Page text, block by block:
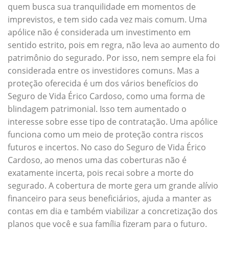
quem busca sua tranquilidade em momentos de
imprevistos, e tem sido cada vez mais comum. Uma
apólice não é considerada um investimento em
sentido estrito, pois em regra, não leva ao aumento do
patrimônio do segurado. Por isso, nem sempre ela foi
considerada entre os investidores comuns. Mas a
proteção oferecida é um dos vários benefícios do
Seguro de Vida Érico Cardoso, como uma forma de
blindagem patrimonial. Isso tem aumentado o
interesse sobre esse tipo de contratação. Uma apólice
funciona como um meio de proteção contra riscos
futuros e incertos. No caso do Seguro de Vida Érico
Cardoso, ao menos uma das coberturas não é
exatamente incerta, pois recai sobre a morte do
segurado. A cobertura de morte gera um grande alívio
financeiro para seus beneficiários, ajuda a manter as
contas em dia e também viabilizar a concretização dos
planos que você e sua família fizeram para o futuro.